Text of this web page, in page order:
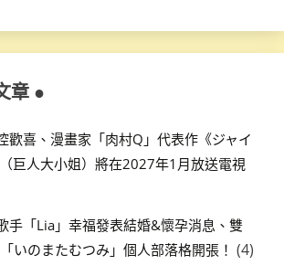
章 ●
歡喜、漫畫家「肉村Q」代表作《ジャイ
巨人大小姐）將在2027年1月放送電視
手「Lia」幸福發表結婚&懷孕消息、雙
いのまたむつみ」個人部落格開張！ (4)